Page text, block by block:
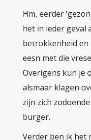
Hm, eerder
het in ieder geval
betrokkenheid en
eesn met die
Overigens kun je
alsmaar klagen
zijn zich
burger.
Verder ben ik het